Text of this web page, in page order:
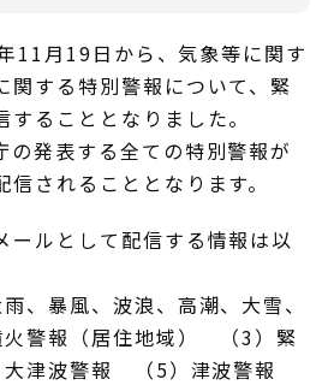
11月19日から、気象等に関す
関する特別警報について、緊
ることとなりました。
の発表する全ての特別警報が
されることとなります。
ールとして配信する情報は以
、暴風、波浪、高潮、大雪、
警報（居住地域） （3）緊
津波警報 （5）津波警報